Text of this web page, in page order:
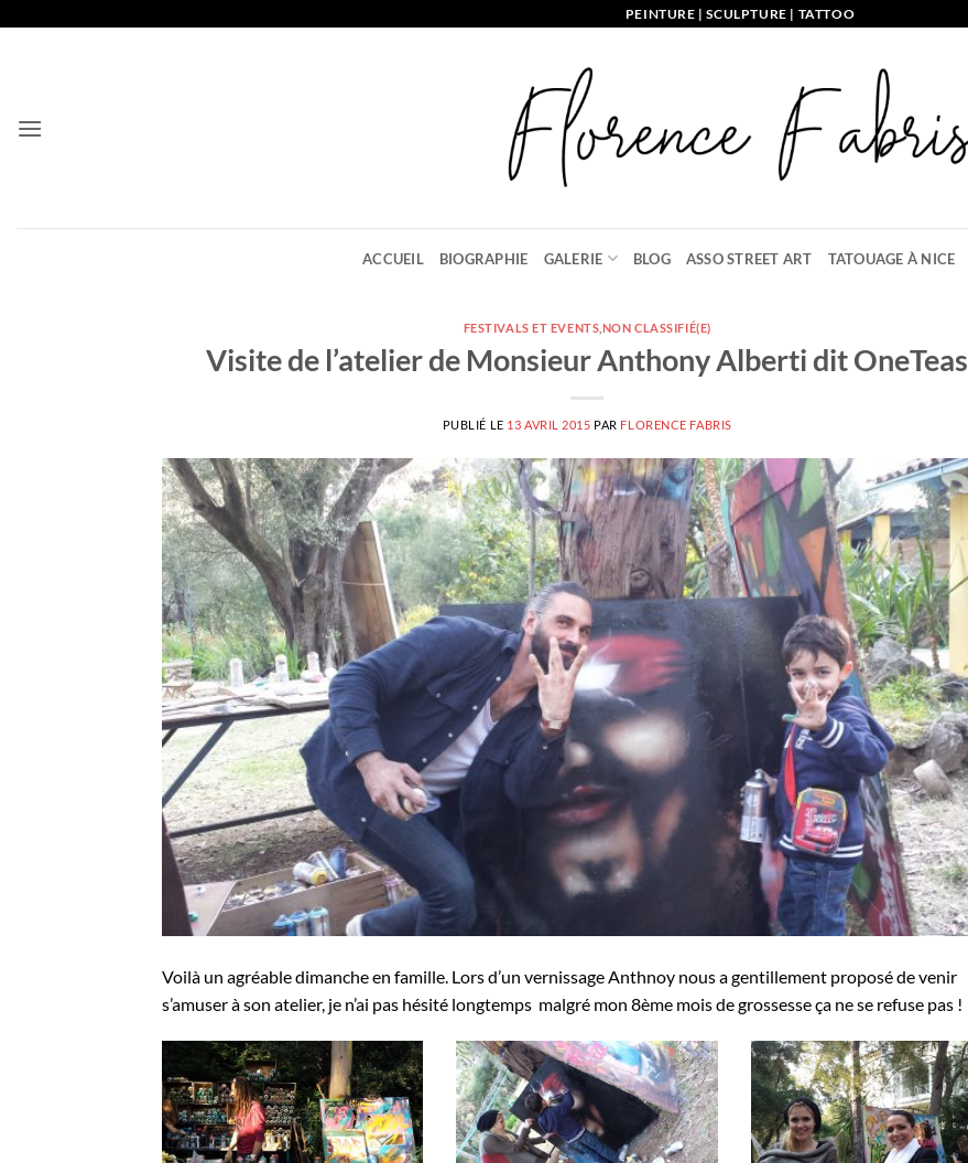
PEINTURE | SCULPTURE | TATTOO
ACCUEIL BIOGRAPHIE GALERIE BLOG ASSO STREET ART TATOUAGE À NICE
FESTIVALS ET EVENTS NON CLASSIFIÉ(E)
Visite de l’atelier de Monsieur Anthony Alberti dit OneTeas
PUBLIÉ LE 13 AVRIL 2015 PAR FLORENCE FABRIS
Voilà un agréable dimanche en famille. Lors d’un vernissage Anthnoy nous a gentillement proposé de venir
s’amuser à son atelier, je n’ai pas hésité longtemps malgré mon 8ème mois de grossesse ça ne se refuse pas !